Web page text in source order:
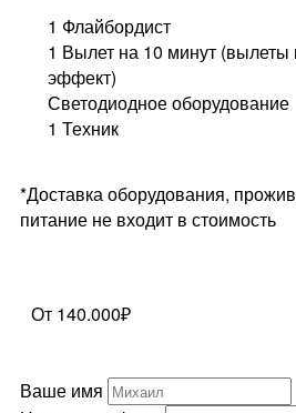
1 Флайбордист
1 Вылет на 10 минут
эффект)
Светодиодное оборудование
1 Техник
*Доставка оборудования,
питание не входит в стоимость
От 140.000₽
Ваше имя